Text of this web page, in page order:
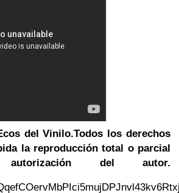
del Vinilo.Todos los derechos
la reproducción total o parcial
del autor.